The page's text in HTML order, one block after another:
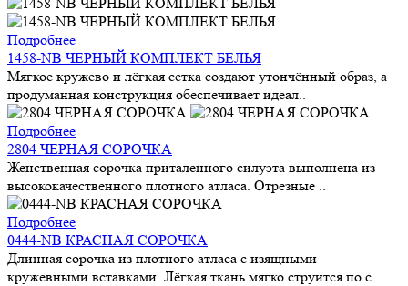
Подробнее
1458-NB ЧЕРНЫЙ КОМПЛЕКТ БЕЛЬЯ
Мягкое кружево и лёгкая сетка создают утончённый образ, а
продуманная конструкция обеспечивает идеал..
Подробнее
2804 ЧЕРНАЯ СОРОЧКА
Женственная сорочка приталенного силуэта выполнена из
высококачественного плотного атласа. Отрезные ..
Подробнее
0444-NB КРАСНАЯ СОРОЧКА
Длинная сорочка из плотного атласа с изящными
кружевными вставками. Лёгкая ткань мягко струится по с..